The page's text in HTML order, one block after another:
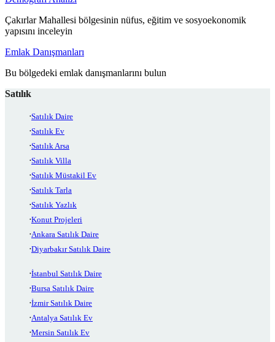
Çakırlar Mahallesi bölgesinin nüfus, eğitim ve sosyoekonomik
yapısını inceleyin
Emlak Danışmanları
Bu bölgedeki emlak danışmanlarını bulun
Satılık
Satılık Daire
Satılık Ev
Satılık Arsa
Satılık Villa
Satılık Müstakil Ev
Satılık Tarla
Satılık Yazlık
Konut Projeleri
Ankara Satılık Daire
Diyarbakır Satılık Daire
İstanbul Satılık Daire
Bursa Satılık Daire
İzmir Satılık Daire
Antalya Satılık Ev
Mersin Satılık Ev